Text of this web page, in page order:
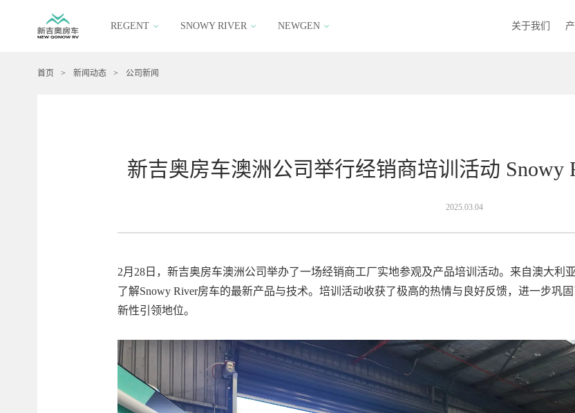
REGENT SNOWY RIVER NEWGEN 关于我们
首页 > 新闻动态 > 公司新闻
新吉奥房车澳洲公司举行经销商培训活动 Snowy
2025.03.04
2月28日，新吉奥房车澳洲公司举办了一场经销商工厂实地参观及产品培训活动。来自澳大利
了解Snowy River房车的最新产品与技术。培训活动收获了极高的热情与良好反馈，进一步巩
新性引领地位。